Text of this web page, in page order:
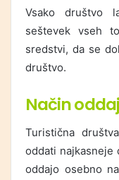
Vsako društvo
seštevek vseh
sredstvi, da se
društvo.
Način
Turistična
oddati najkasneje
oddajo osebno